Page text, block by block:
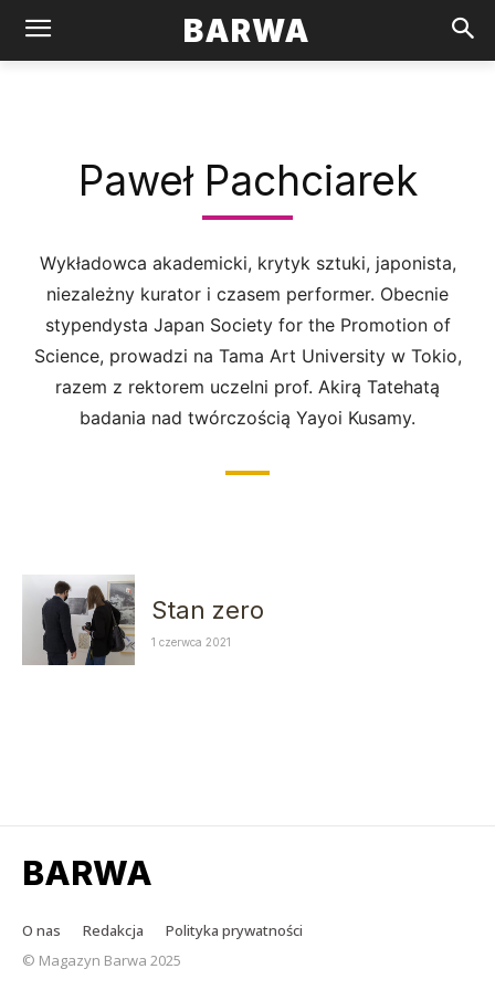
BARWA
Paweł Pachciarek
Wykładowca akademicki, krytyk sztuki, japonista,
niezależny kurator i czasem performer. Obecnie
stypendysta Japan Society for the Promotion of
Science, prowadzi na Tama Art University w Tokio,
razem z rektorem uczelni prof. Akirą Tatehatą
badania nad twórczością Yayoi Kusamy.
Stan zero
1 czerwca 2021
BARWA
O nas Redakcja
Polityka prywatności
© Magazyn Barwa 2025